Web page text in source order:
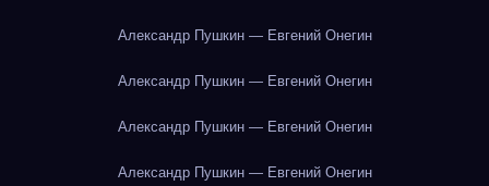
Александр Пушкин — Евгений Онегин
Александр Пушкин — Евгений Онегин
Александр Пушкин — Евгений Онегин
Александр Пушкин — Евгений Онегин